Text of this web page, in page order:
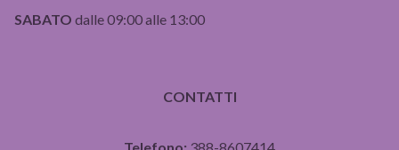
SABATO dalle 09:00 alle 13:00
CONTATTI